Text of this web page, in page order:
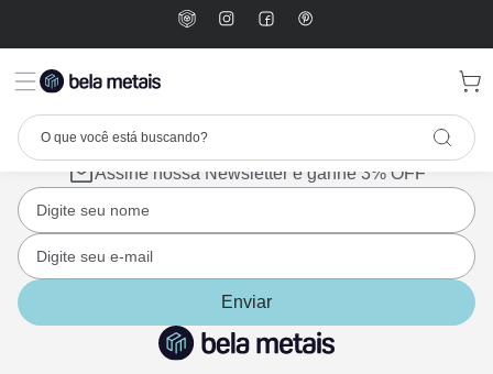
Assine nossa Newsletter e ganhe 3% OFF
Enviar